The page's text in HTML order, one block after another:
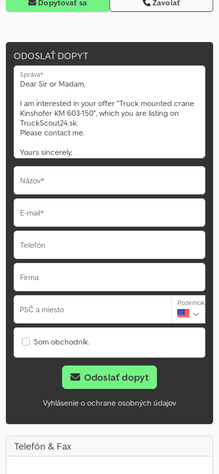
Dopytovať sa Zavolať
ODOSLAŤ DOPYT
Správa*
Názov*
E-mail*
Telefón
Firma
PSČ a miesto
Pozemok
Som obchodník.
Odoslať dopyt
Vyhlásenie o ochrane osobných údajov
Telefón & Fax